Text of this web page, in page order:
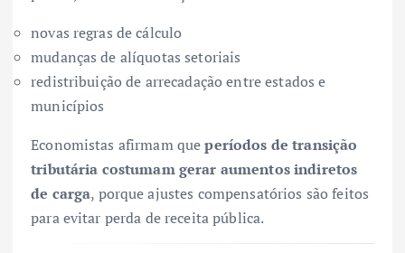
novas regras de cálculo
mudanças de alíquotas setoriais
redistribuição de arrecadação entre estados e
municípios
Economistas afirmam queperíodos de transição
tributária costumam gerar aumentos indiretos
de carga, porque ajustes compensatórios são feitos
para evitar perda de receita pública.